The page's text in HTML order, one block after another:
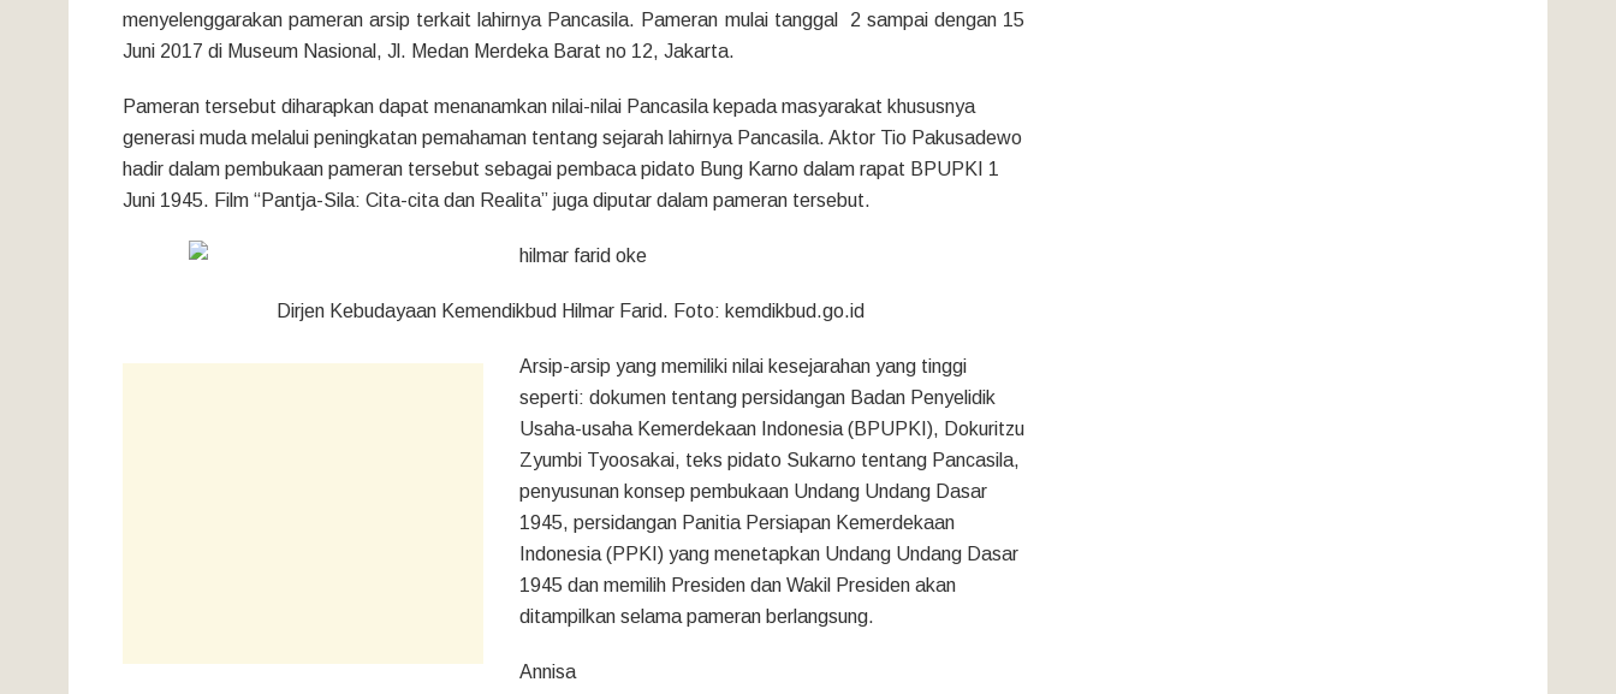
menyelenggarakan pameran arsip terkait lahirnya Pancasila. Pameran mulai tanggal 2 sampai dengan 15
Juni 2017 di Museum Nasional, Jl. Medan Merdeka Barat no 12, Jakarta.
Pameran tersebut diharapkan dapat menanamkan nilai-nilai Pancasila kepada masyarakat khususnya
generasi muda melalui peningkatan pemahaman tentang sejarah lahirnya Pancasila. Aktor Tio Pakusadewo
hadir dalam pembukaan pameran tersebut sebagai pembaca pidato Bung Karno dalam rapat BPUPKI 1
Juni 1945. Film “Pantja-Sila: Cita-cita dan Realita” juga diputar dalam pameran tersebut.
Dirjen Kebudayaan Kemendikbud Hilmar Farid. Foto: kemdikbud.go.id
Arsip-arsip yang memiliki nilai kesejarahan yang tinggi
seperti: dokumen tentang persidangan Badan Penyelidik
Usaha-usaha Kemerdekaan Indonesia (BPUPKI), Dokuritzu
Zyumbi Tyoosakai, teks pidato Sukarno tentang Pancasila,
penyusunan konsep pembukaan Undang Undang Dasar
1945, persidangan Panitia Persiapan Kemerdekaan
Indonesia (PPKI) yang menetapkan Undang Undang Dasar
1945 dan memilih Presiden dan Wakil Presiden akan
ditampilkan selama pameran berlangsung.
Annisa